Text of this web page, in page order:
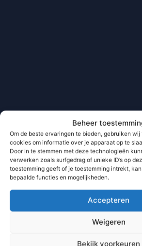
Beheer
Om de beste ervaringen te bieden, gebruiken
cookies om informatie over je apparaat op te
Door in te stemmen met deze technologieën
verwerken zoals surfgedrag of unieke ID’s op
toestemming geeft of je toestemming intrekt,
bepaalde functies en mogelijkheden.
Accepteren
Weigeren
Bekijk voorkeuren